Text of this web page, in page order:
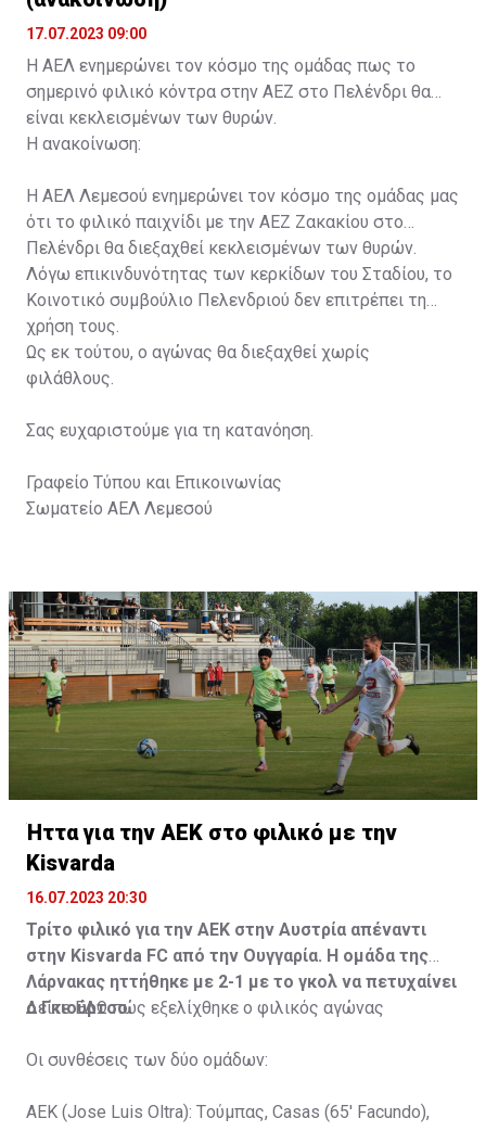
17.07.2023 09:00
Η ΑΕΛ ενημερώνει τον κόσμο της ομάδας πως το
σημερινό φιλικό κόντρα στην ΑΕΖ στο Πελένδρι θα
είναι κεκλεισμένων των θυρών.
Η ανακοίνωση:
Η ΑΕΛ Λεμεσού ενημερώνει τον κόσμο της ομάδας μας
ότι το φιλικό παιχνίδι με την ΑΕΖ Ζακακίου στο
Πελένδρι θα διεξαχθεί κεκλεισμένων των θυρών.
Λόγω επικινδυνότητας των κερκίδων του Σταδίου, το
Κοινοτικό συμβούλιο Πελενδριού δεν επιτρέπει τη
χρήση τους.
Ως εκ τούτου, ο αγώνας θα διεξαχθεί χωρίς
φιλάθλους.
Σας ευχαριστούμε για τη κατανόηση.
Γραφείο Τύπου και Επικοινωνίας
Σωματείο ΑΕΛ Λεμεσού
Ήττα για την ΑΕΚ στο φιλικό με την
Kisvarda
16.07.2023 20:30
Τρίτο φιλικό για την ΑΕΚ στην Αυστρία απέναντι
στην Kisvarda FC από την Ουγγαρία. Η ομάδα της
Λάρνακας ηττήθηκε με 2-1 με το γκολ να πετυχαίνει
ο Γκιούρτσο.
ΔείτεΕΔΩπώς εξελίχθηκε ο φιλικός αγώνας
Οι συνθέσεις των δύο ομάδων:
ΑΕΚ (Jose Luis Oltra): Tούμπας, Casas (65' Facundo),